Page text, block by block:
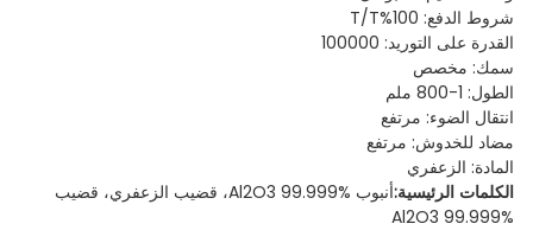
شروط الدفع: 100%T/T
القدرة على التوريد: 100000
سمك: مخصص
الطول: 1-800 ملم
انتقال الضوء: مرتفع
مضاد للخدوش: مرتفع
المادة: الزعفري
الكلمات الرئيسية:
أنبوب Al2O3 99.999%، قضيب الزعفري، قضيب
Al2O3 99.999%